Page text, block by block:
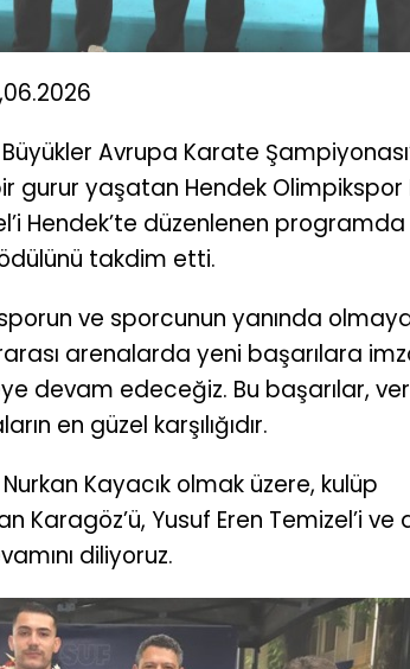
Avrupa Karate
gurur yaşatan Hendek Olimpikspor
Hendek’te düzenlenen
takdim etti.
ve sporcunun yanında
arenalarda yeni başarılara
devam edeceğiz. Bu başarılar,
en güzel karşılığıdır.
Kayacık olmak üzere, kulüp
Karagöz’ü, Yusuf Eren Temizel’i ve
diliyoruz.